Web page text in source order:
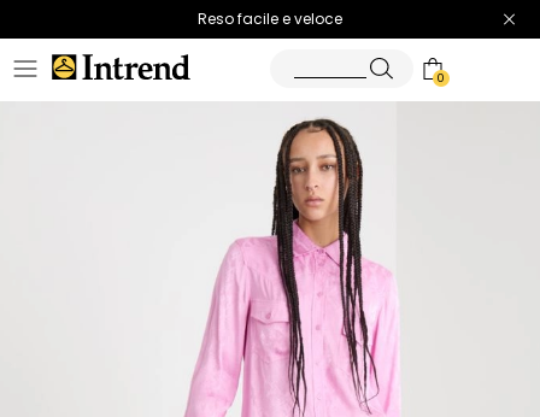
Spedizione gratuita
Reso facile e veloce
0